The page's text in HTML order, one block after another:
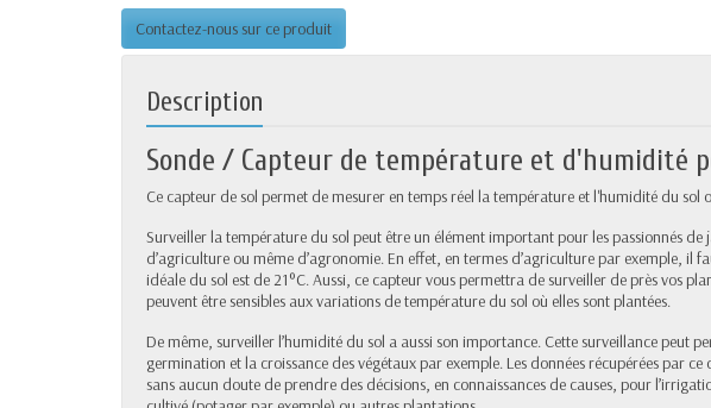
Contactez-nous sur ce produit
Description
Sonde / Capteur de température et d'humidité
Ce capteur de sol permet de mesurer en temps réel la température et l'humidité du sol
Surveiller la température du sol peut être un élément important pour les passionnés
d’agriculture ou même d’agronomie. En effet, en termes d’agriculture par exemple, il
idéale du sol est de 21°C. Aussi, ce capteur vous permettra de surveiller de près vos
peuvent être sensibles aux variations de température du sol où elles sont plantées.
De même, surveiller l’humidité du sol a aussi son importance. Cette surveillance peut
germination et la croissance des végétaux par exemple. Les données récupérées par
sans aucun doute de prendre des décisions, en connaissances de causes, pour